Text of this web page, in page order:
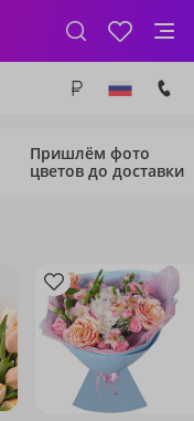
Пришлём фото
цветов до доставки